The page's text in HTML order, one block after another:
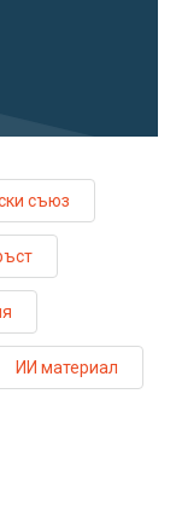
съюз
ИИ материал